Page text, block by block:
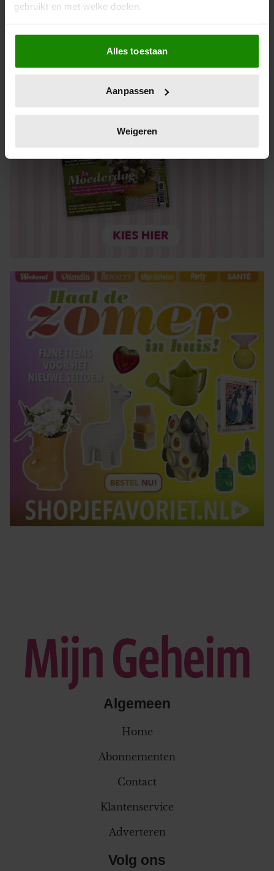
gebruikt en met welke doelen.
Als u het toestaat, willen we ook graag:
Informatie verzamelen over uw geografische locatie,
die tot een paar meter nauwkeurig kan zijn
op specifieke eigenschappen (fingerprinting)
verwerkt en stel uw voorkeuren in het
intrekken in de Cookieverklaring.
We gebruiken cookies om content en advertenties te
personaliseren, om functies voor social media te bieden
en om ons websiteverkeer te analyseren. Ook delen we
informatie over uw gebruik van onze site met onze
informatie die u aan ze heeft verstrekt of die ze hebben
verzameld op basis van uw gebruik van hun services. U
gaat akkoord met onze cookies als u onze website blijft
gebruiken.
Alles toestaan
Aanpassen
Weigeren
Algemeen
Home
Abonnementen
Contact
Klantenservice
Adverteren
Volg ons